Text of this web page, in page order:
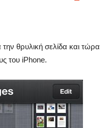
θρυλική σελίδα και τώρα
του iPhone.